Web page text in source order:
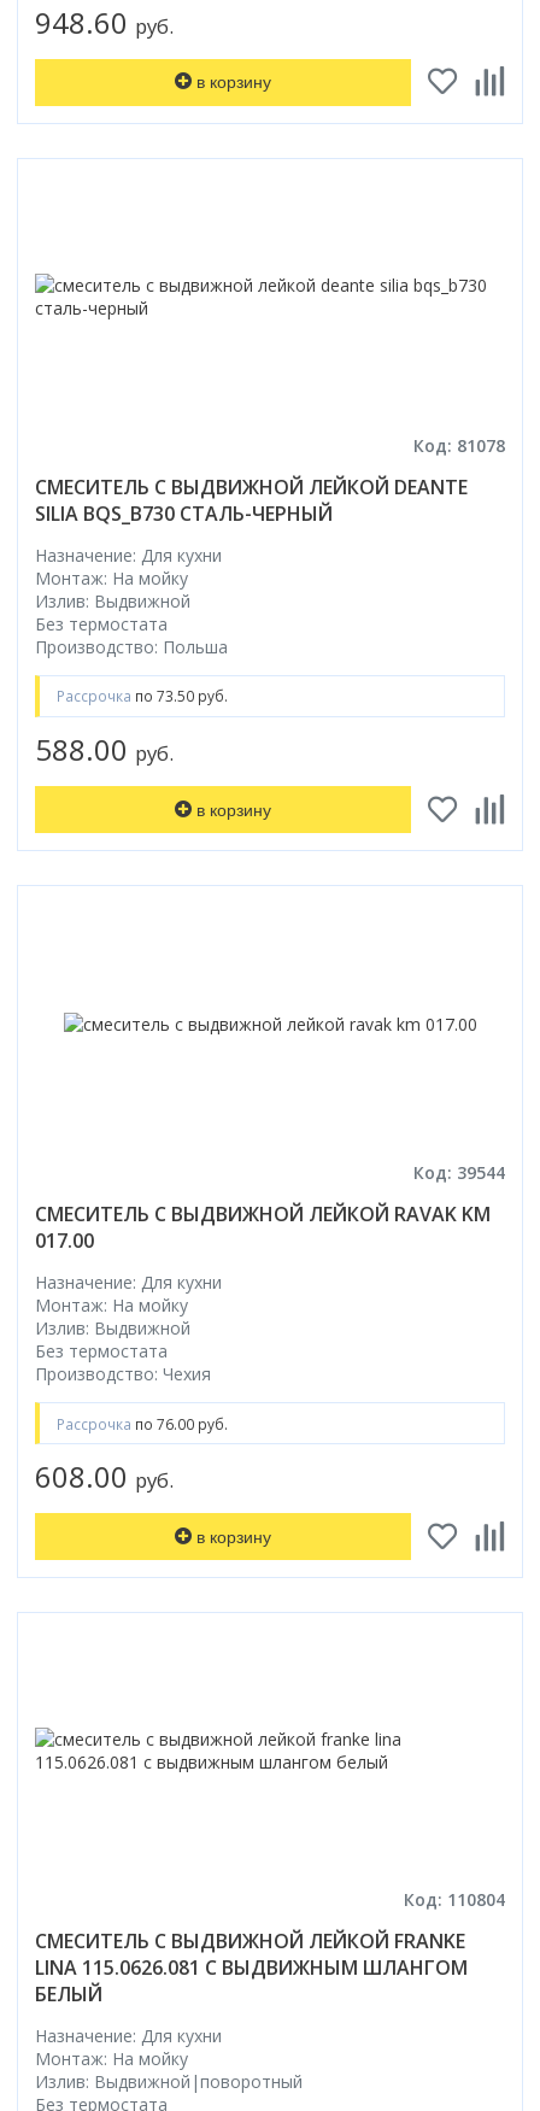
948.60 руб.
в корзину
Код: 81078
СМЕСИТЕЛЬ С ВЫДВИЖНОЙ ЛЕЙКОЙ DEANTE
SILIA BQS_B730 СТАЛЬ-ЧЕРНЫЙ
Назначение: Для кухни
Монтаж: На мойку
Излив: Выдвижной
Без термостата
Производство: Польша
Рассрочка по 73.50 руб.
588.00 руб.
в корзину
Код: 39544
СМЕСИТЕЛЬ С ВЫДВИЖНОЙ ЛЕЙКОЙ RAVAK KM
017.00
Назначение: Для кухни
Монтаж: На мойку
Излив: Выдвижной
Без термостата
Производство: Чехия
Рассрочка по 76.00 руб.
608.00 руб.
в корзину
Код: 110804
СМЕСИТЕЛЬ С ВЫДВИЖНОЙ ЛЕЙКОЙ FRANKE
LINA 115.0626.081 С ВЫДВИЖНЫМ ШЛАНГОМ
БЕЛЫЙ
Назначение: Для кухни
Монтаж: На мойку
Излив: Выдвижной|поворотный
Без термостата